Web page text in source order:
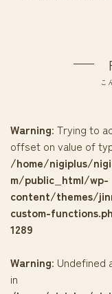
こ
Warning: Trying to
offset on value of
/home/nigiplus/
m/public_html/wp-
content/themes/
custom-
1289
Warning: Undefined
in